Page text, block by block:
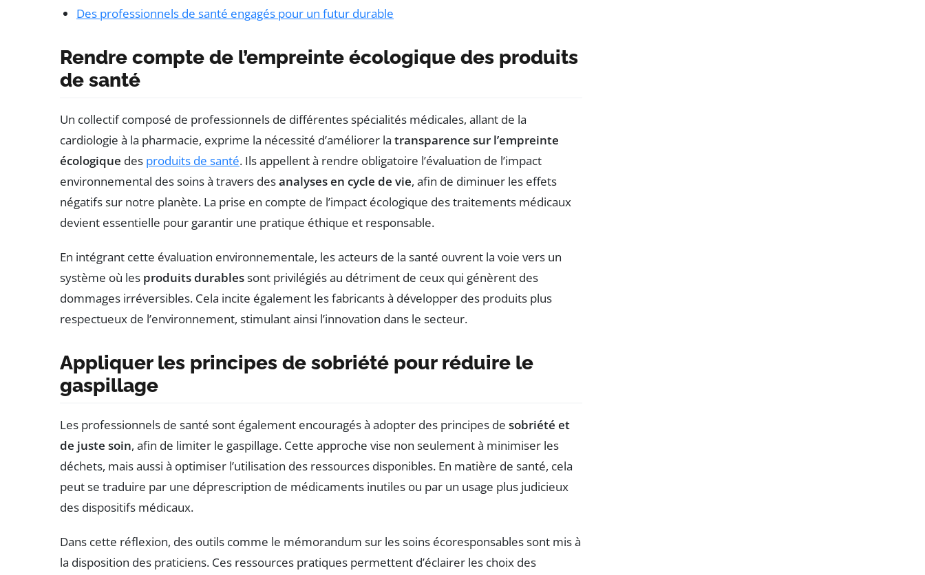
Des professionnels de santé engagés pour un futur durable
Rendre compte de l’empreinte écologique des produits
de santé
Un collectif composé de professionnels de différentes spécialités médicales, allant de la
cardiologie à la pharmacie, exprime la nécessité d’améliorer la transparence sur l’empreinte
écologique des produits de santé. Ils appellent à rendre obligatoire l’évaluation de l’impact
environnemental des soins à travers desanalyses en cycle de vie, afin de diminuer les effets
négatifs sur notre planète. La prise en compte de l’impact écologique des traitements médicaux
devient essentielle pour garantir une pratique éthique et responsable.
En intégrant cette évaluation environnementale, les acteurs de la santé ouvrent la voie vers un
système où les produits durablessont privilégiés au détriment de ceux qui génèrent des
dommages irréversibles. Cela incite également les fabricants à développer des produits plus
respectueux de l’environnement, stimulant ainsi l’innovation dans le secteur.
Appliquer les principes de sobriété pour réduire le
gaspillage
Les professionnels de santé sont également encouragés à adopter des principes de sobriété et
de juste soin, afin de limiter le gaspillage. Cette approche vise non seulement à minimiser les
déchets, mais aussi à optimiser l’utilisation des ressources disponibles. En matière de santé, cela
peut se traduire par une déprescription de médicaments inutiles ou par un usage plus judicieux
des dispositifs médicaux.
Dans cette réflexion, des outils comme le mémorandum sur les soins écoresponsables sont mis à
la disposition des praticiens. Ces ressources pratiques permettent d’éclairer les choix des